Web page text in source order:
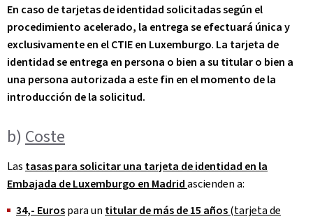
En caso de tarjetas de identidad solicitadas según el
procedimiento acelerado, la entrega se efectuará única y
exclusivamente en el CTIE en Luxemburgo. La tarjeta de
identidad se entrega en persona o bien a su titular o bien a
una persona autorizada a este fin en el momento de la
introducción de la solicitud.
b) Coste
Las tasas para solicitar una tarjeta de identidad en la
Embajada de Luxemburgo en Madridascienden a:
34,- Eurospara un titular de más de 15 años(tarjeta de